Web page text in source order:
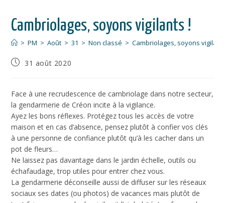
Cambriolages, soyons vigilants !
> PM > Août > 31 > Non classé > Cambriolages, soyons
31 août 2020
Face à une recrudescence de cambriolage dans notre secteur,
la gendarmerie de Créon incite à la vigilance.
Ayez les bons réflexes. Protégez tous les accès de votre
maison et en cas d’absence, pensez plutôt à confier vos clés
à une personne de confiance plutôt qu’à les cacher dans un
pot de fleurs…
Ne laissez pas davantage dans le jardin échelle, outils ou
échafaudage, trop utiles pour entrer chez vous.
La gendarmerie déconseille aussi de diffuser sur les réseaux
sociaux ses dates (ou photos) de vacances mais plutôt de